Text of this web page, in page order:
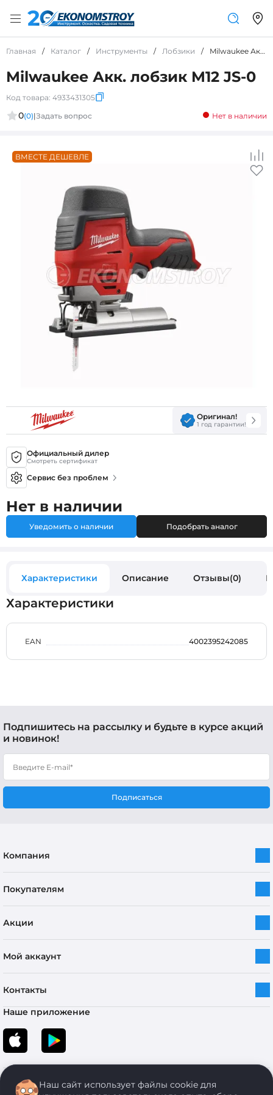
Главная / Каталог / Инструменты / Лобзики / Milwaukee Акк. лобзик M12 JS-0
Milwaukee Акк. лобзик M12 JS-0
Код товара: 4933431305
0(0)|Задать вопрос Нет в наличии
ВМЕСТЕ ДЕШЕВЛЕ
Оригинал!
1 год гарантии!
Официальный дилер
Смотреть сертификат
Сервис без проблем
Нет в наличии
Уведомить о наличии Подобрать аналог
Характеристики Описание Отзывы(0)
Характеристики
EAN 4002395242085
Подпишитесь на рассылку и будьте в курсе акций
и новинок!
Подписаться
Компания
Покупателям
Акции
Мой аккаунт
Контакты
Наше приложение
Наш сайт использует файлы cookie для